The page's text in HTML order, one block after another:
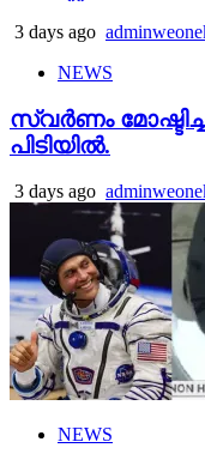
3 days ago
NEWS
സ്വർണം
പിടിയിൽ.
3 days ago
NEWS